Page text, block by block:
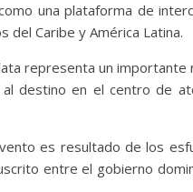
una plataforma de
del Caribe y América Latina.
representa un
al destino en el centro de
es resultado de los
entre el gobierno